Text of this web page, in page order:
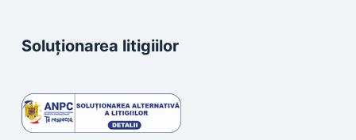
Soluționarea litigiilor